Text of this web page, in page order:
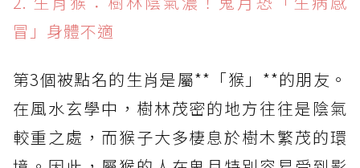
冒」身體不適
第3個被點名的生肖是屬**「猴」**的朋友。
在風水玄學中，樹林茂密的地方往往是陰氣
較重之處，而猴子大多棲息於樹木繁茂的環